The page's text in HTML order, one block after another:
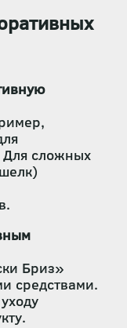
Для сложных
Бриз»
средствами.